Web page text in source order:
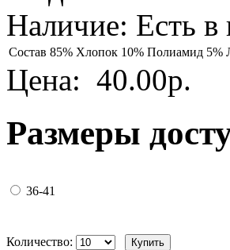
Наличие: Есть в
Состав 85% Хлопок 10% Полиамид 5%
Цена: 40.00р.
Размеры
36-41
Количество: